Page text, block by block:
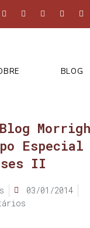
BLOG
II
03/01/2014